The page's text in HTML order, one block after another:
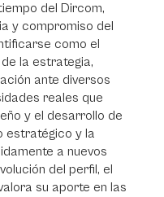
del Dircom,
y compromiso del
como el
la estrategia,
ante diversos
reales que
y el desarrollo de
estratégico y la
a nuevos
del perfil, el
su aporte en las